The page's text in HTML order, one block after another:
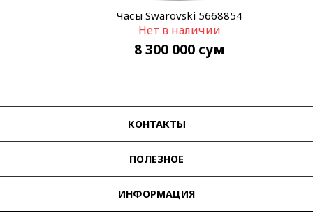
Часы Swarovski 5668854
Нет в наличии
8 300 000 сум
КОНТАКТЫ
ПОЛЕЗНОЕ
ИНФОРМАЦИЯ